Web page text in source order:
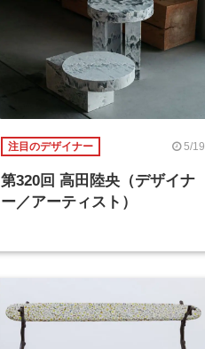
注目のデザイナー 5/19
第320回 高田陸央（デザイナ
ー／アーティスト）